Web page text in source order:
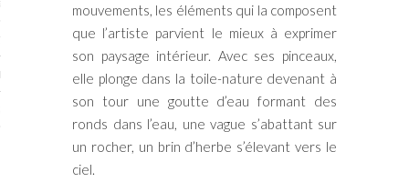
MURS 2017-2018
mouvements, les éléments qui la composent
que l’artiste parvient le mieux à exprimer
son paysage intérieur. Avec ses pinceaux,
elle plonge dans la toile-nature devenant à
son tour une goutte d’eau formant des
ronds dans l’eau, une vague s’abattant sur
un rocher, un brin d’herbe s’élevant vers le
ciel.